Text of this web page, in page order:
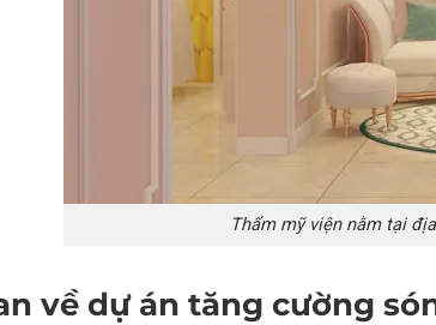
Thẩm mỹ viện nằm tại
về dự án tăng cường